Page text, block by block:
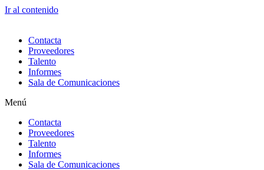
Ir al contenido
Contacta
Proveedores
Talento
Informes
Sala de Comunicaciones
Menú
Contacta
Proveedores
Talento
Informes
Sala de Comunicaciones